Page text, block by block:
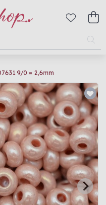
9/0 = 2,6mm